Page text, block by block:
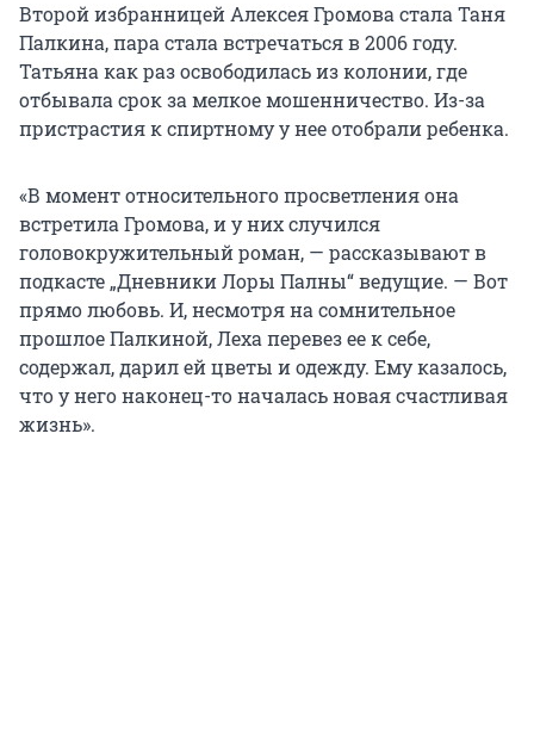
Второй избранницей Алексея Громова стала Таня
Палкина, пара стала встречаться в 2006 году.
Татьяна как раз освободилась из колонии, где
отбывала срок за мелкое мошенничество. Из-за
пристрастия к спиртному у нее отобрали ребенка.
«В момент относительного просветления она
встретила Громова, и у них случился
головокружительный роман, — рассказывают в
подкасте „Дневники Лоры Палны“ ведущие. — Вот
прямо любовь. И, несмотря на сомнительное
прошлое Палкиной, Лехa перевез ее к себе,
содержал, дарил ей цветы и одежду. Ему казалось,
что у него наконец-то началась новая счастливая
жизнь».